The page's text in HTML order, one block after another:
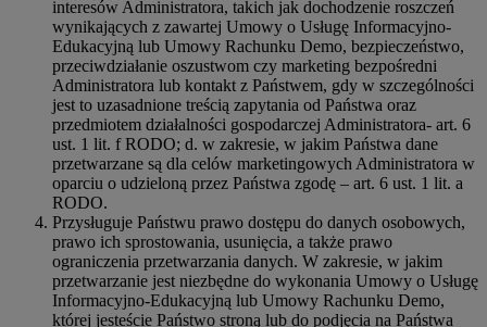
interesów Administratora, takich jak dochodzenie roszczeń
wynikających z zawartej Umowy o Usługę Informacyjno-
Edukacyjną lub Umowy Rachunku Demo, bezpieczeństwo,
przeciwdziałanie oszustwom czy marketing bezpośredni
Administratora lub kontakt z Państwem, gdy w szczególności
jest to uzasadnione treścią zapytania od Państwa oraz
przedmiotem działalności gospodarczej Administratora- art. 6
ust. 1 lit. f RODO; d. w zakresie, w jakim Państwa dane
przetwarzane są dla celów marketingowych Administratora w
oparciu o udzieloną przez Państwa zgodę – art. 6 ust. 1 lit. a
RODO.
Przysługuje Państwu prawo dostępu do danych osobowych,
prawo ich sprostowania, usunięcia, a także prawo
ograniczenia przetwarzania danych. W zakresie, w jakim
przetwarzanie jest niezbędne do wykonania Umowy o Usługę
Informacyjno-Edukacyjną lub Umowy Rachunku Demo,
której jesteście Państwo stroną lub do podjęcia na Państwa